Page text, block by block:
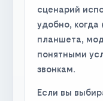
сценарий
удобно,
планшета,
понятными
звонкам.
Если вы